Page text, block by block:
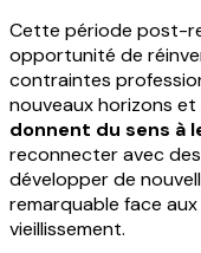
Cette période post-
opportunité de
contraintes
nouveaux horizons
donnent du sens à
reconnecter avec
développer de
remarquable face
vieillissement.